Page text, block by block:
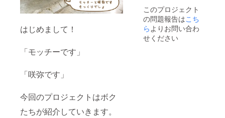
はじめまして！
「モッチーです」
「咲弥です」
今回のプロジェクトはボク
たちが紹介していきます。
このプロジェクト
の問題報告はこち
ら よりお問い合わ
せください